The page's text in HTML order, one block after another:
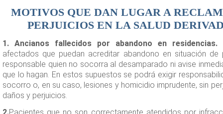
MOTIVOS QUE DAN LUGAR A
PERJUICIOS EN LA SALUD
1. Ancianos fallecidos por abandono en residencias.
afectados que puedan acreditar abandono en situación
responsable quien no socorra al desamparado ni avise
que lo hagan. En estos supuestos se podrá exigir
socorro o, en su caso, lesiones y homicidio imprudente, sin
daños y perjuicios.